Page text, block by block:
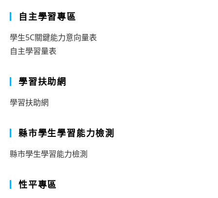
自主學習專區
學生5C關鍵能力意向量表
自主學習量表
學習扶助網
學習扶助網
縣市學生學習能力檢測
縣市學生學習能力檢測
性平專區